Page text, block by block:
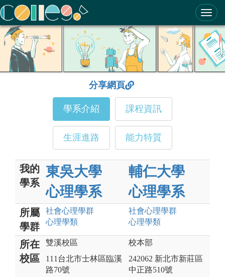
ColleGo! 大學選才與高中育才輔助系統
分享網頁
學系介紹 課程資訊
生涯進路 能力特質
我的
學系
東吳大學
心理學系
輔仁大學
心理學系
所屬
學群
社會心理學群
心理學類
社會心理學群
心理學類
所在
校區
雙溪校區
111台北市士林區臨溪
路70號
校本部
242062 新北市新莊區
中正路510號